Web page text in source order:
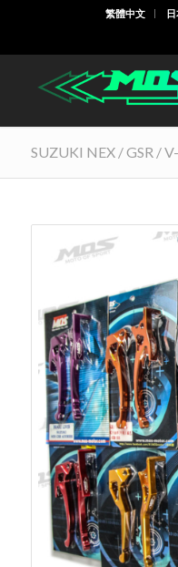
繁體中文
SUZUKI NEX / GSR /